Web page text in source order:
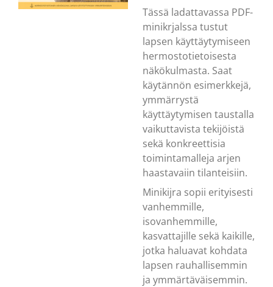
Tässä ladattavassa PDF-
minikrjalssa tustut
lapsen käyttäytymiseen
hermostotietoisesta
näkökulmasta. Saat
käytännön esimerkkejä,
ymmärrystä
käyttäytymisen taustalla
vaikuttavista tekijöistä
sekä konkreettisia
toimintamalleja arjen
haastavaiin tilanteisiin.
Minikijra sopii erityisesti
vanhemmille,
isovanhemmille,
kasvattajille sekä kaikille,
jotka haluavat kohdata
lapsen rauhallisemmin
ja ymmärtäväisemmin.